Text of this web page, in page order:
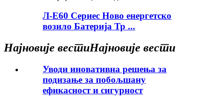
Л-Е60 Сериес Ново енергетско
возило Батерија Тр ...
Најновије вестиНајновије вести
Уводи иновативна решења за
подизање за побољшану
ефикасност и сигурност